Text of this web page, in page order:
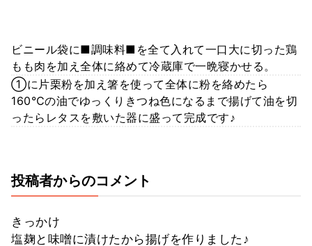
ビニール袋に■調味料■を全て入れて一口大に切った鶏
もも肉を加え全体に絡めて冷蔵庫で一晩寝かせる。
①に片栗粉を加え箸を使って全体に粉を絡めたら
160℃の油でゆっくりきつね色になるまで揚げて油を切
ったらレタスを敷いた器に盛って完成です♪
投稿者からのコメント
きっかけ
塩麹と味噌に漬けたから揚げを作りました♪